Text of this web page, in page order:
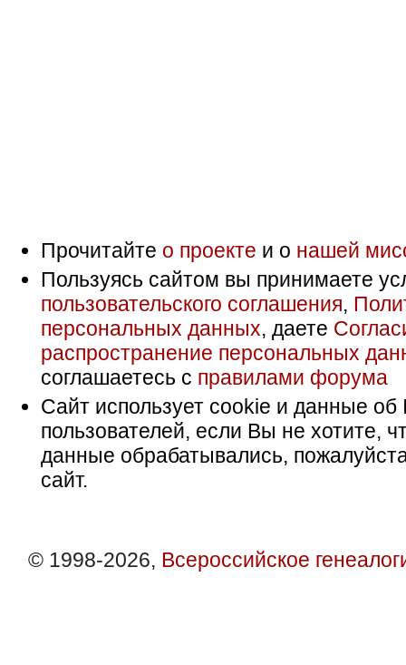
Прочитайте о проекте и о нашей
Пользуясь сайтом вы принимаете
пользовательского соглашения,
персональных данных, даете
распространение персональных
соглашаетесь с правилами форума
Сайт использует cookie и данные об
пользователей, если Вы не хотите,
данные обрабатывались,
сайт.
© 1998-2026, Всероссийское